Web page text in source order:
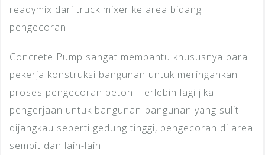
readymix dari truck mixer ke area bidang
pengecoran.
Concrete Pump sangat membantu khususnya para
pekerja konstruksi bangunan untuk meringankan
proses pengecoran beton. Terlebih lagi jika
pengerjaan untuk bangunan-bangunan yang sulit
dijangkau seperti gedung tinggi, pengecoran di area
sempit dan lain-lain.